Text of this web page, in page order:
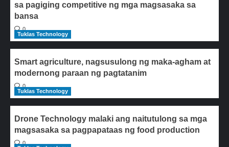
sa pagiging competitive ng mga magsasaka sa
bansa
0
Tuklas Technology
Smart agriculture, nagsusulong ng maka-agham at
modernong paraan ng pagtatanim
0
Tuklas Technology
Drone Technology malaki ang naitutulong sa mga
magsasaka sa pagpapataas ng food production
0